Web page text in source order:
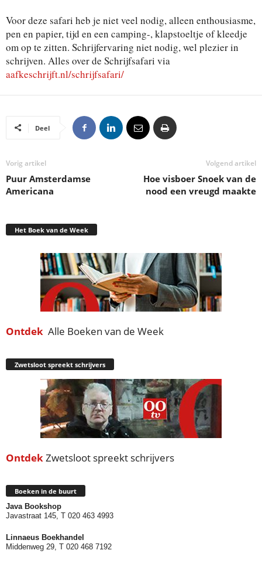
Voor deze safari heb je niet veel nodig, alleen enthousiasme,
pen en papier, tijd en een camping-, klapstoeltje of kleedje
om op te zitten. Schrijfervaring niet nodig, wel plezier in
schrijven. Alles over de Schrijfsafari via
aafkeschrijft.nl/schrijfsafari/
Deel
Vorig artikel
Puur Amsterdamse
Americana
Volgend artikel
Hoe visboer Snoek van de
nood een vreugd maakte
Het Boek van de Week
Ontdek Alle Boeken van de Week
Zwetsloot spreekt schrijvers
OntdekZwetsloot spreekt schrijvers
Boeken in de buurt
Java Bookshop
Javastraat 145, T 020 463 4993
Linnaeus Boekhandel
Middenweg 29, T 020 468 7192